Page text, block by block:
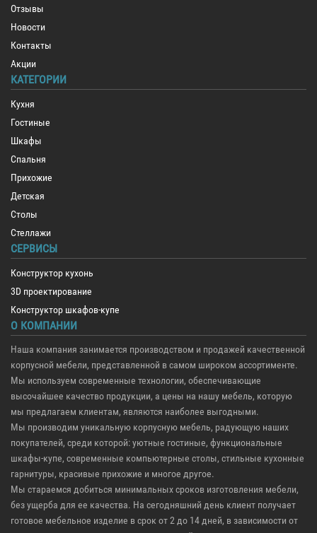
Отзывы
Новости
Контакты
Акции
КАТЕГОРИИ
Кухня
Гостиные
Шкафы
Спальня
Прихожие
Детская
Столы
Стеллажи
СЕРВИСЫ
Конструктор кухонь
3D проектирование
Конструктор шкафов-купе
О КОМПАНИИ
Наша компания занимается производством и продажей качественной
корпусной мебели, представленной в самом широком ассортименте.
Мы используем современные технологии, обеспечивающие
высочайшее качество продукции, а цены на нашу мебель, которую
мы предлагаем клиентам, являются наиболее выгодными.
Мы производим уникальную корпусную мебель, радующую наших
покупателей, среди которой: уютные гостиные, функциональные
шкафы-купе, современные компьютерные столы, стильные кухонные
гарнитуры, красивые прихожие и многое другое.
Мы стараемся добиться минимальных сроков изготовления мебели,
без ущерба для ее качества. На сегодняшний день клиент получает
готовое мебельное изделие в срок от 2 до 14 дней, в зависимости от